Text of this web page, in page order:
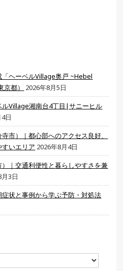
「ヘーベルVillage奥戸 ~Hebel
都）
2026年8月5日
ルVillage湘南台4丁目|サニーヒル
日
市）｜都心部へのアクセス良好、
いエリア 2026年8月4日
｜交通利便性と暮らしやすさを兼
3日
状と事例から学ぶ予防・対処法